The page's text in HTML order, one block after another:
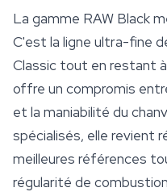
La gamme RAW Black
C'est la ligne ultra-fine
Classic tout en restant
offre un compromis
et la maniabilité du
spécialisés, elle revient
meilleures références
régularité de